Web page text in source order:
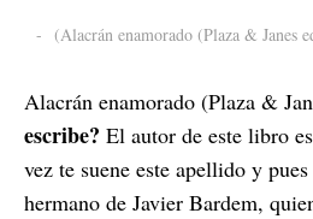
- (Alacrán enamorado (Plaza & Janes
Alacrán enamorado (Plaza &
escribe? El autor de este libro
vez te suene este apellido y
hermano de Javier Bardem,